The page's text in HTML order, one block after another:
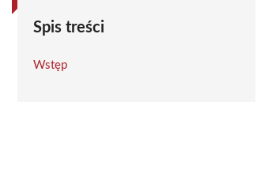
Spis treści
Wstęp